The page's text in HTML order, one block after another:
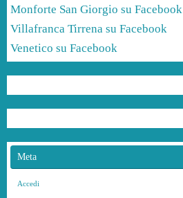
Monforte San Giorgio su Facebook
Villafranca Tirrena su Facebook
Venetico su Facebook
Meta
Accedi